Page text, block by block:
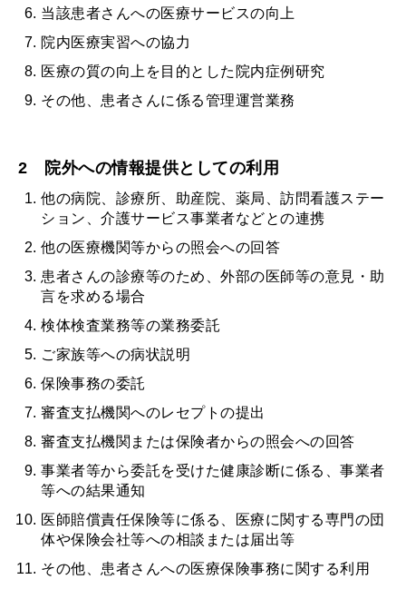
当該患者さんへの医療サービスの向上
院内医療実習への協力
医療の質の向上を目的とした院内症例研究
その他、患者さんに係る管理運営業務
2 院外への情報提供としての利用
他の病院、診療所、助産院、薬局、訪問看護ステー
ション、介護サービス事業者などとの連携
他の医療機関等からの照会への回答
患者さんの診療等のため、外部の医師等の意見・助
言を求める場合
検体検査業務等の業務委託
ご家族等への病状説明
保険事務の委託
審査支払機関へのレセプトの提出
審査支払機関または保険者からの照会への回答
事業者等から委託を受けた健康診断に係る、事業者
等への結果通知
医師賠償責任保険等に係る、医療に関する専門の団
体や保険会社等への相談または届出等
その他、患者さんへの医療保険事務に関する利用